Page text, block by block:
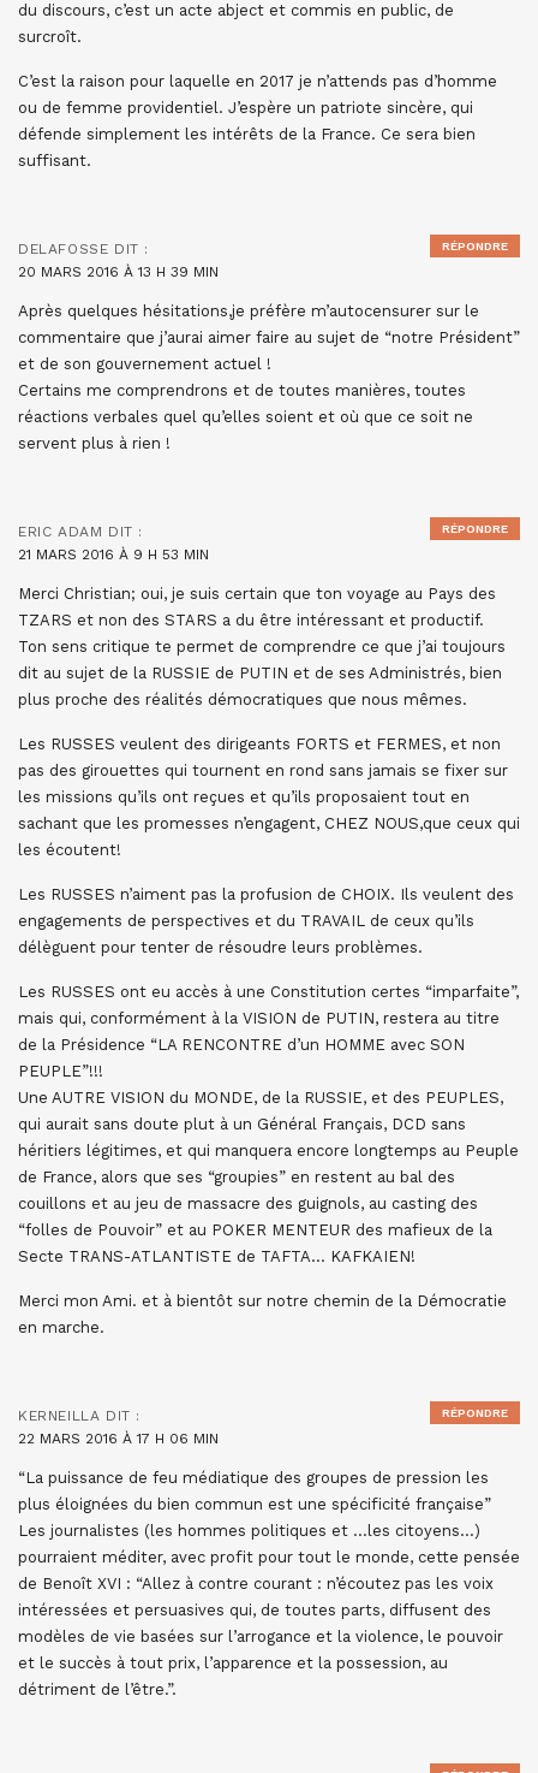
du discours, c’est un acte abject et commis en public, de
surcroît.
C’est la raison pour laquelle en 2017 je n’attends pas d’homme
ou de femme providentiel. J’espère un patriote sincère, qui
défende simplement les intérêts de la France. Ce sera bien
suffisant.
DELAFOSSE DIT :
20 MARS 2016 À 13 H 39 MIN
Après quelques hésitations,je préfère m’autocensurer sur le
commentaire que j’aurai aimer faire au sujet de “notre Président”
et de son gouvernement actuel !
Certains me comprendrons et de toutes manières, toutes
réactions verbales quel qu’elles soient et où que ce soit ne
servent plus à rien !
RÉPONDRE
ERIC ADAM DIT :
21 MARS 2016 À 9 H 53 MIN
Merci Christian; oui, je suis certain que ton voyage au Pays des
TZARS et non des STARS a du être intéressant et productif.
Ton sens critique te permet de comprendre ce que j’ai toujours
dit au sujet de la RUSSIE de PUTIN et de ses Administrés, bien
plus proche des réalités démocratiques que nous mêmes.
Les RUSSES veulent des dirigeants FORTS et FERMES, et non
pas des girouettes qui tournent en rond sans jamais se fixer sur
les missions qu’ils ont reçues et qu’ils proposaient tout en
sachant que les promesses n’engagent, CHEZ NOUS,que ceux qui
les écoutent!
Les RUSSES n’aiment pas la profusion de CHOIX. Ils veulent des
engagements de perspectives et du TRAVAIL de ceux qu’ils
délèguent pour tenter de résoudre leurs problèmes.
Les RUSSES ont eu accès à une Constitution certes “imparfaite”,
mais qui, conformément à la VISION de PUTIN, restera au titre
de la Présidence “LA RENCONTRE d’un HOMME avec SON
PEUPLE”!!!
Une AUTRE VISION du MONDE, de la RUSSIE, et des PEUPLES,
qui aurait sans doute plut à un Général Français, DCD sans
héritiers légitimes, et qui manquera encore longtemps au Peuple
de France, alors que ses “groupies” en restent au bal des
couillons et au jeu de massacre des guignols, au casting des
“folles de Pouvoir” et au POKER MENTEUR des mafieux de la
Secte TRANS-ATLANTISTE de TAFTA… KAFKAIEN!
Merci mon Ami. et à bientôt sur notre chemin de la Démocratie
en marche.
RÉPONDRE
KERNEILLA DIT :
22 MARS 2016 À 17 H 06 MIN
“La puissance de feu médiatique des groupes de pression les
plus éloignées du bien commun est une spécificité française”
Les journalistes (les hommes politiques et …les citoyens…)
pourraient méditer, avec profit pour tout le monde, cette pensée
de Benoît XVI : “Allez à contre courant : n’écoutez pas les voix
intéressées et persuasives qui, de toutes parts, diffusent des
modèles de vie basées sur l’arrogance et la violence, le pouvoir
et le succès à tout prix, l’apparence et la possession, au
détriment de l’être.”.
RÉPONDRE